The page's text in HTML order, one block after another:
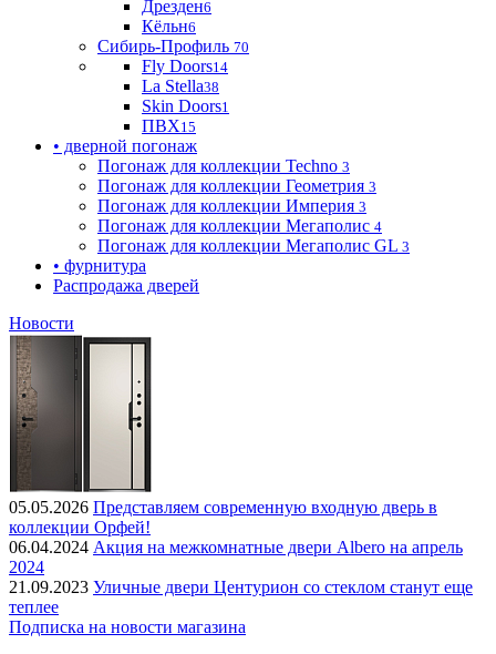
Дрезден6
Кёльн6
Сибирь-Профиль 70
Fly Doors14
La Stella38
Skin Doors1
ПВХ15
• дверной погонаж
Погонаж для коллекции Techno 3
Погонаж для коллекции Геометрия 3
Погонаж для коллекции Империя 3
Погонаж для коллекции Мегаполис 4
Погонаж для коллекции Мегаполис GL 3
• фурнитура
Распродажа дверей
Новости
05.05.2026 Представляем современную входную дверь в
коллекции Орфей!
06.04.2024 Акция на межкомнатные двери Albero на апрель
2024
21.09.2023 Уличные двери Центурион со стеклом станут еще
теплее
Подписка на новости магазина